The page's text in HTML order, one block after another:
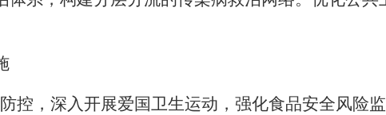
控，深入开展爱国卫生运动，强化食品安全风险